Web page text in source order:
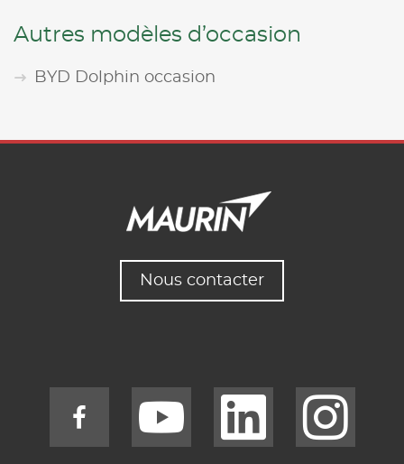
Autres modèles d’occasion
BYD Dolphin occasion
Nous contacter